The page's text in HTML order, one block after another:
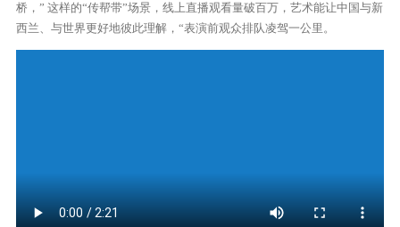
桥，” 这样的“传帮带”场景，线上直播观看量破百万，艺术能让中国与新
西兰、与世界更好地彼此理解，“表演前观众排队凌驾一公里。